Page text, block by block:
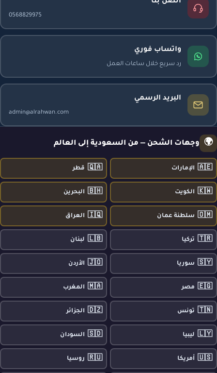
0568829975
واتساب فوري
رد سريع خلال ساعات العمل
البريد الرسمي
admin@alrahwan.com
🌍 وجهات الشحن — من السعودية إلى العالم
🇦🇪 الإمارات 🇶🇦 قطر
🇰🇼 الكويت 🇧🇭 البحرين
🇴🇲 سلطنة عمان 🇮🇶 العراق
🇹🇷 تركيا 🇱🇧 لبنان
🇸🇾 سوريا 🇯🇴 الأردن
🇪🇬 مصر 🇲🇦 المغرب
🇹🇳 تونس 🇩🇿 الجزائر
🇱🇾 ليبيا 🇸🇩 السودان
🇺🇸 أمريكا 🇷🇺 روسيا